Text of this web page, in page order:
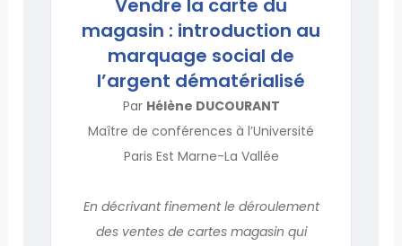
magasin : introduction au
marquage social de
l’argent dématérialisé
Par Hélène DUCOURANT
Maître de conférences à l’Université
Paris Est Marne-La Vallée
En décrivant finement le déroulement
des ventes de cartes magasin qui